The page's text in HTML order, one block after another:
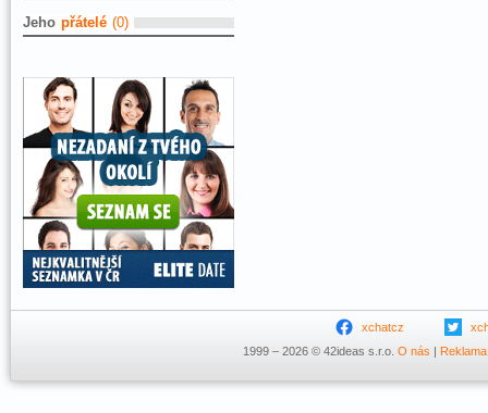
Jeho přátelé (0)
xchatcz
1999 – 2026 © 42ideas s.r.o. O nás | Reklama